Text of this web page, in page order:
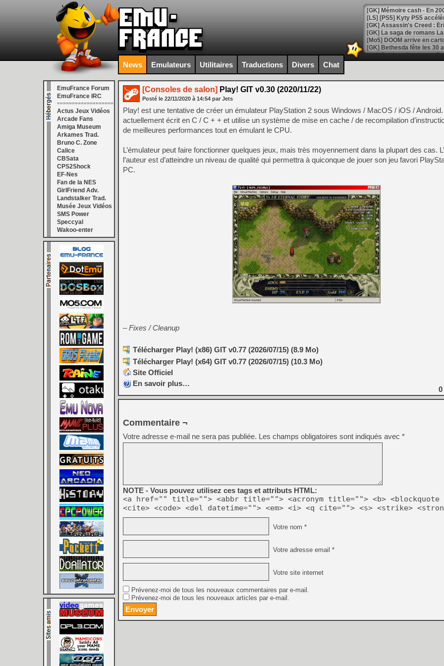
[Mo5] DOOM arrive en
[GK] Bethesda fête les 30
[GK] Roblox : l'action en
[GK] Agenda - GeForce
[LS] [PS5] ps5-y2jb-
[GK] Pourquoi Marvel
[GK] Test : Restory : Chill
[GK] GTA 6 : Rockstar
[GK] Hot Wheels Infinite
[GK] Mémoire cash -
[GK] Résultats Nintendo :
[GK] Déjà des
[Mo5] Brickboy cherche à
[GK] Minecraft et ses «
[GK] Beast of
[GK] Ubisoft : fin de partie
[GK] Mémoire cash -
[GK] Dan Houser (GTA)
[GK] Comment EA Sports
[GK] Crimson Moon : un
[GK] Isle of Reveries : le
[GK] Moonlighter 2 : The
[GK] Capcom relance
[Mo5] Deux inédits du
[GK] Le beat'em up The
[GK] Endless Legend 2 :
[LS] [PS5] Premiers
News Emulateurs Utilitaires Traductions Divers Chat
EmuFrance Forum
EmuFrance IRC
===================
Actus Jeux Vidéos
Arcade Fans
Amiga Museum
Arkames Trad.
Bruno C. Zone
Calice
CBSata
CPS2Shock
EF-Nes
Fan de la NES
GirlFriend Adv.
Landstalker Trad.
Musée Jeux Vidéos
SMS Power
Speccyal
Wakoo-enter
[Consoles de salon] Play! GIT v0.30 (2020/11/22)
Posté le 22/11/2020 à 14:54 par Jets
Play! est une tentative de créer un émulateur PlayStation 2 sous Windows / MacOS / iOS /
actuellement écrit en C / C + + et utilise un système de mise en cache / de recompilation
de meilleures performances tout en émulant le CPU.
L’émulateur peut faire fonctionner quelques jeux, mais très moyennement dans la plupart des cas.
l’auteur est d’atteindre un niveau de qualité qui permettra à quiconque de jouer son jeu favori
PC.
– Fixes / Cleanup
Télécharger Play! (x86) GIT v0.77 (2026/07/15) (8.9 Mo)
Télécharger Play! (x64) GIT v0.77 (2026/07/15) (10.3 Mo)
Site Officiel
En savoir plus…
0
Commentaire ¬
Votre adresse e-mail ne sera pas publiée. Les champs obligatoires sont indiqués avec *
NOTE - Vous pouvez utilisez ces tags et attributs HTML:
<a href="" title=""> <abbr title=""> <acronym title=""> <b> <blockquote
<cite> <code> <del datetime=""> <em> <i> <q cite=""> <s> <strike>
Votre nom *
Votre adresse email *
Votre site internet
Prévenez-moi de tous les nouveaux commentaires par e-mail.
Prévenez-moi de tous les nouveaux articles par e-mail.